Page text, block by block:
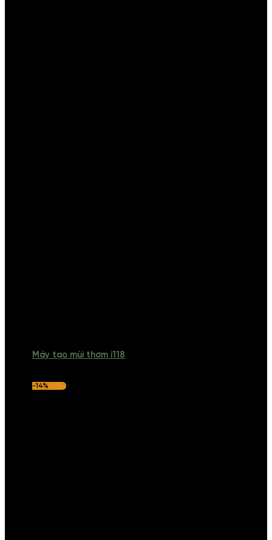
Máy tạo mùi thơm i118
-14%